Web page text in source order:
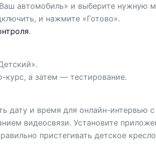
автомобиль» и выберите нужную
и нажмите «Готово».
.
а затем — тестирование.
дату и время для онлайн-интервью
видеосвязи. Установите
пристегивать детское